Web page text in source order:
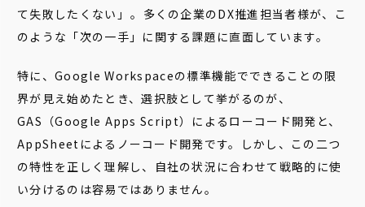
て失敗したくない」――。多くの企業のDX推進担当者様が、こ
のような「次の一手」に関する課題に直面しています。
特に、Google Workspaceの標準機能でできることの限
界が見え始めたとき、選択肢として挙がるのが、
GAS（Google Apps Script）によるローコード開発と、
AppSheetによるノーコード開発です。しかし、この二つ
の特性を正しく理解し、自社の状況に合わせて戦略的に使
い分けるのは容易ではありません。